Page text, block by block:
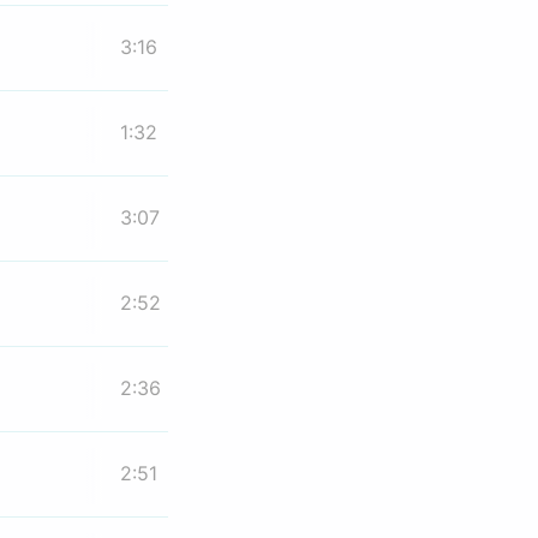
3:16
1:32
3:07
2:52
2:36
2:51